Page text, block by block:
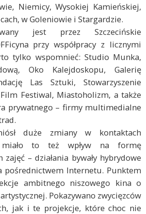
Niemicy, Wysokiej Kamieńskiej,
w Goleniowie i Stargardzie.
jest przez Szczecińskie
przy współpracy z licznymi
tylko wspomnieć: Studio Munka,
Oko Kalejdoskopu, Galerię
Las Sztuki, Stowarzyszenie
Film Festiwal, Miastoholizm, a także
prywatnego – firmy multimedialne
duże zmiany w kontaktach
miało to też wpływ na formę
zajęć – działania bywały hybrydowe
pośrednictwem Internetu. Punktem
ambitnego niszowego kina o
Pokazywano zwycięzców
jak i te projekcje, które choc nie